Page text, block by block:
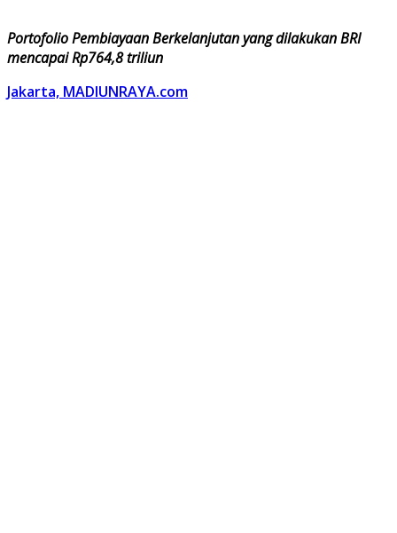
Portofolio Pembiayaan Berkelanjutan yang dilakukan BRI
mencapai Rp764,8 triliun
Jakarta, MADIUNRAYA.com